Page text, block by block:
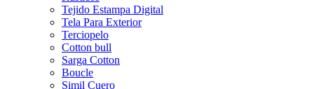
Tejido Estampa Digital
Tela Para Exterior
Terciopelo
Cotton bull
Sarga Cotton
Boucle
Simil Cuero